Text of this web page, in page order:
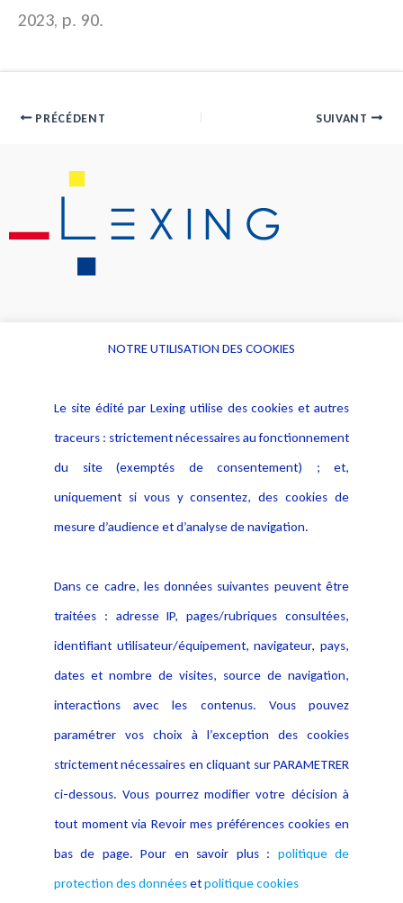
2023, p. 90.
PRÉCÉDENT SUIVANT
Alerte professionnelle
Déclaration d'accessibilité
Notice Légale
Politique de protection des
données
Publications
NOTRE UTILISATION DES COOKIES
Le site édité par Lexing utilise des cookies et autres
traceurs : strictement nécessaires au fonctionnement
du site (exemptés de consentement) ; et,
uniquement si vous y consentez, des cookies de
mesure d’audience et d’analyse de navigation.
Dans ce cadre, les données suivantes peuvent être
traitées : adresse IP, pages/rubriques consultées,
identifiant utilisateur/équipement, navigateur, pays,
dates et nombre de visites, source de navigation,
interactions avec les contenus. Vous pouvez
paramétrer vos choix à l’exception des cookies
strictement nécessaires en cliquant sur PARAMETRER
ci-dessous. Vous pourrez modifier votre décision à
tout moment via Revoir mes préférences cookies en
bas de page. Pour en savoir plus : politique de
protection des donnéesetpolitique cookies